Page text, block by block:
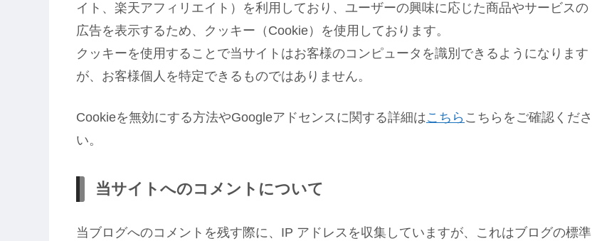
イト、楽天アフィリエイト）を利用しており、ユーザーの興味に応じた商品やサービスの
広告を表示するため、クッキー（Cookie）を使用しております。
クッキーを使用することで当サイトはお客様のコンピュータを識別できるようになります
が、お客様個人を特定できるものではありません。
Cookieを無効にする方法やGoogleアドセンスに関する詳細はこちら こちらをご確認くださ
い。
当サイトへのコメントについて
当ブログへのコメントを残す際に、IP アドレスを収集していますが、これはブログの標準